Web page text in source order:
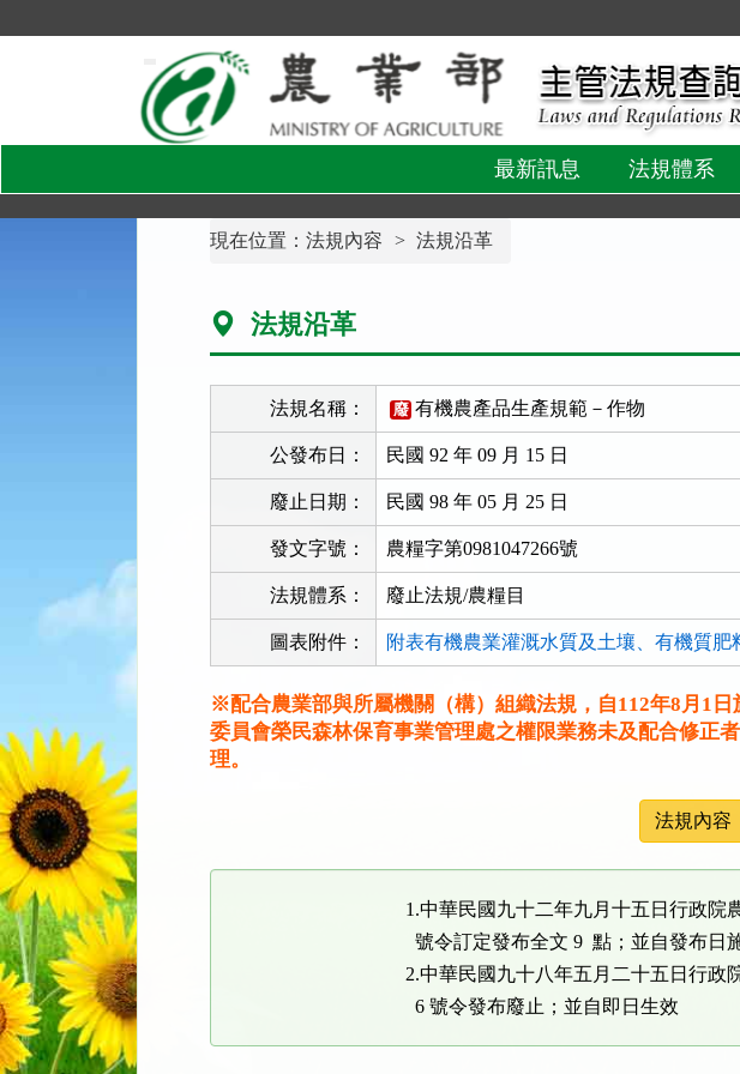
到
區
最新訊息 法規體系
現在位置：法規內容 法規沿革
法規沿革
法規名稱： 廢 有機農產品生產規範－作物
公發布日： 民國 92 年 09 月 15 日
廢止日期： 民國 98 年 05 月 25 日
發文字號： 農糧字第0981047266號
法規體系： 廢止法規/農糧目
圖表附件： 附表有機農業灌溉水質及土壤、有機質肥
※配合農業部與所屬機關（構）組織法規，自112年8月1
委員會榮民森林保育事業管理處之權限業務未及配合修正
理。
法規內容
1.中華民國九十二年九月十五日行政院
號令訂定發布全文 9 點；並自發布日
2.中華民國九十八年五月二十五日行政
6 號令發布廢止；並自